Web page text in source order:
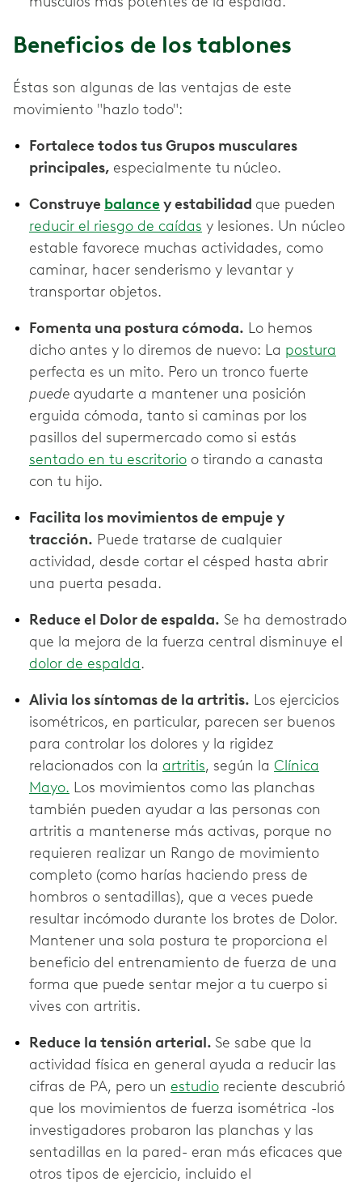
Beneficios de los tablones
Éstas son algunas de las ventajas de este
movimiento "hazlo todo":
Fortalece todos tus Grupos musculares
principales, especialmente tu núcleo.
Construye balancey estabilidad que pueden
reducir el riesgo de caídas y lesiones. Un núcleo
estable favorece muchas actividades, como
caminar, hacer senderismo y levantar y
transportar objetos.
Fomenta una postura cómoda. Lo hemos
dicho antes y lo diremos de nuevo: La postura
perfecta es un mito. Pero un tronco fuerte
puede ayudarte a mantener una posición
erguida cómoda, tanto si caminas por los
pasillos del supermercado como si estás
sentado en tu escritorio o tirando a canasta
con tu hijo.
Facilita los movimientos de empuje y
tracción. Puede tratarse de cualquier
actividad, desde cortar el césped hasta abrir
una puerta pesada.
Reduce el Dolor de espalda. Se ha demostrado
que la mejora de la fuerza central disminuye el
dolor de espalda.
Alivia los síntomas de la artritis. Los ejercicios
isométricos, en particular, parecen ser buenos
para controlar los dolores y la rigidez
relacionados con la artritis, según la Clínica
Mayo. Los movimientos como las planchas
también pueden ayudar a las personas con
artritis a mantenerse más activas, porque no
requieren realizar un Rango de movimiento
completo (como harías haciendo press de
hombros o sentadillas), que a veces puede
resultar incómodo durante los brotes de Dolor.
Mantener una sola postura te proporciona el
beneficio del entrenamiento de fuerza de una
forma que puede sentar mejor a tu cuerpo si
vives con artritis.
Reduce la tensión arterial. Se sabe que la
actividad física en general ayuda a reducir las
cifras de PA, pero un estudio reciente descubrió
que los movimientos de fuerza isométrica -los
investigadores probaron las planchas y las
sentadillas en la pared- eran más eficaces que
otros tipos de ejercicio, incluido el